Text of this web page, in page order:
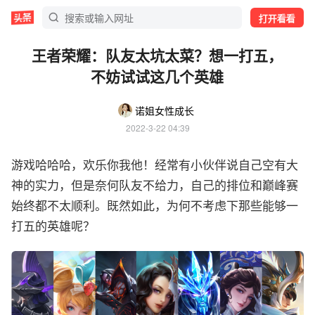
打开看看
王者荣耀：队友太坑太菜？想一打五，
不妨试试这几个英雄
诺姐女性成长
2022-3-22 04:39
游戏哈哈哈，欢乐你我他！经常有小伙伴说自己空有大
神的实力，但是奈何队友不给力，自己的排位和巅峰赛
始终都不太顺利。既然如此，为何不考虑下那些能够一
打五的英雄呢？